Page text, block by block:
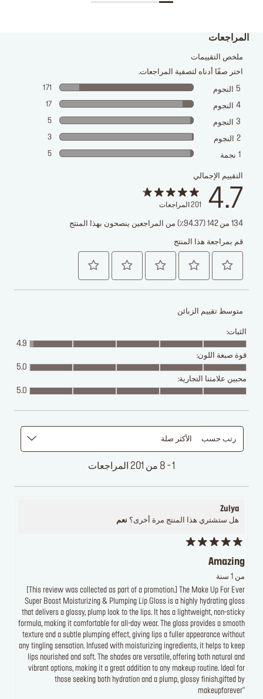
المراجعات
ملخص التقييمات
اختر صفًا أدناه لتصفية المراجعات.
5 النجوم 171
4 النجوم 17
3 النجوم 5
2 النجوم 3
1 نجمة 5
التقييم الإجمالي
4.7
201 المراجعات
134 من 142 (94.37٪) من المراجعين ينصحون بهذا المنتج
قم بمراجعة هذا المنتج
متوسط تقييم الزبائن
الثبات:
4.9
قوة صبغة اللون:
5.0
محبين علامتنا التجارية:
5.0
1 - 8 من 201 المراجعات
رتب حسب الأكثر صلة
Zulya
هل ستشتري هذا المنتج مرة أخرى؟ نعم
Amazing
من 1 سنة
[This review was collected as part of a promotion.] The Make Up For Ever
Super Boost Moisturizing & Plumping Lip Gloss is a highly hydrating gloss
that delivers a glossy, plump look to the lips. It has a lightweight, non-sticky
formula, making it comfortable for all-day wear. The gloss provides a smooth
texture and a subtle plumping effect, giving lips a fuller appearance without
any tingling sensation. Infused with moisturizing ingredients, it helps to keep
lips nourished and soft. The shades are versatile, offering both natural and
vibrant options, making it a great addition to any makeup routine. Ideal for
those seeking both hydration and a plump, glossy finish.gifted by
makeupforever"